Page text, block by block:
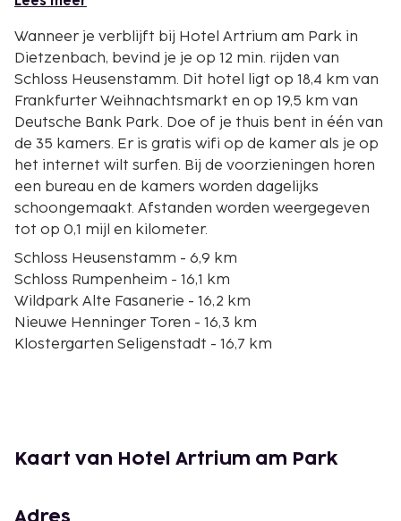
Wanneer je verblijft bij Hotel Artrium am Park in
Dietzenbach, bevind je je op 12 min. rijden van
Schloss Heusenstamm. Dit hotel ligt op 18,4 km van
Frankfurter Weihnachtsmarkt en op 19,5 km van
Deutsche Bank Park. Doe of je thuis bent in één van
de 35 kamers. Er is gratis wifi op de kamer als je op
het internet wilt surfen. Bij de voorzieningen horen
een bureau en de kamers worden dagelijks
schoongemaakt. Afstanden worden weergegeven
tot op 0,1 mijl en kilometer.
Schloss Heusenstamm - 6,9 km
Schloss Rumpenheim - 16,1 km
Wildpark Alte Fasanerie - 16,2 km
Nieuwe Henninger Toren - 16,3 km
Klostergarten Seligenstadt - 16,7 km
Kunstmuseum Schirn - 17,6 km
Frankfurter Dom - 17,6 km
Kaart van Hotel Artrium am Park
Adres